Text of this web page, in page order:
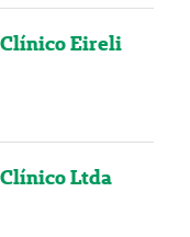
Clínico Eireli
Ltda